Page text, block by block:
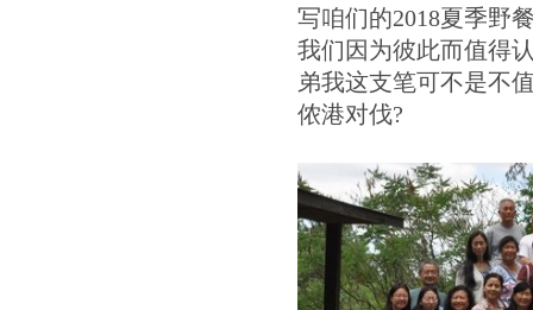
写咱们的2018夏季野
我们因为彼此而值得
弟我这支笔可不是不
侬港对伐?